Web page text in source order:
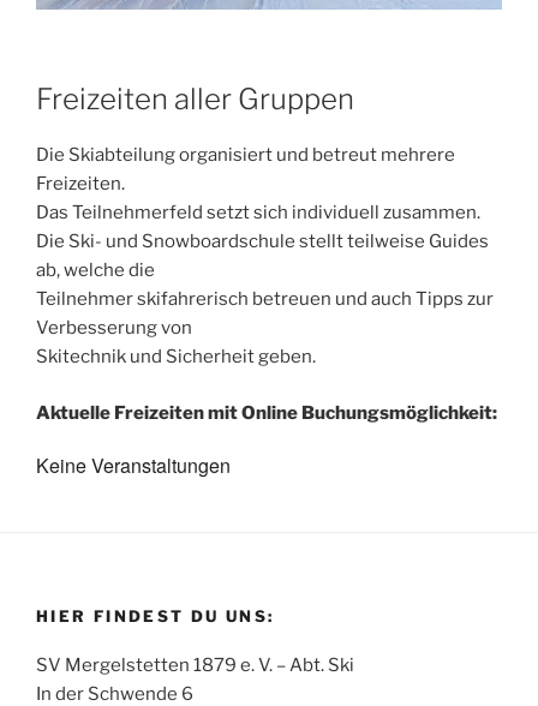
Freizeiten aller Gruppen
Die Skiabteilung organisiert und betreut mehrere
Freizeiten.
Das Teilnehmerfeld setzt sich individuell zusammen.
Die Ski- und Snowboardschule stellt teilweise Guides
ab, welche die
Teilnehmer skifahrerisch betreuen und auch Tipps zur
Verbesserung von
Skitechnik und Sicherheit geben.
Aktuelle Freizeiten mit Online Buchungsmöglichkeit:
Keine Veranstaltungen
HIER FINDEST DU UNS:
SV Mergelstetten 1879 e. V. – Abt. Ski
In der Schwende 6